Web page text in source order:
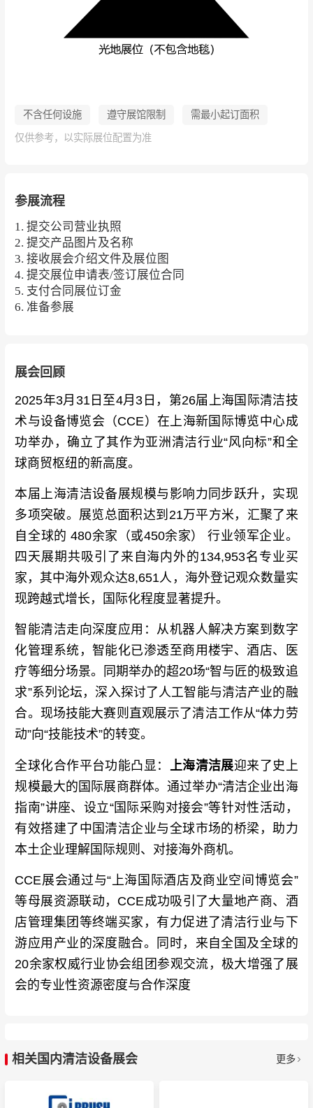
不含任何设施 遵守展馆限制 需最小起订面积
仅供参考，以实际展位配置为准
参展流程
1. 提交公司营业执照
2. 提交产品图片及名称
3. 接收展会介绍文件及展位图
4. 提交展位申请表/签订展位合同
5. 支付合同展位订金
6. 准备参展
展会回顾
2025年3月31日至4月3日，第26届上海国际清洁技
术与设备博览会（CCE）在上海新国际博览中心成
功举办，确立了其作为亚洲清洁行业“风向标”和全
球商贸枢纽的新高度。
本届上海清洁设备展规模与影响力同步跃升，实现
多项突破。展览总面积达到21万平方米，汇聚了来
自全球的 480余家（或450余家） 行业领军企业。
四天展期共吸引了来自海内外的134,953名专业买
家，其中海外观众达8,651人，海外登记观众数量实
现跨越式增长，国际化程度显著提升。
智能清洁走向深度应用：从机器人解决方案到数字
化管理系统，智能化已渗透至商用楼宇、酒店、医
疗等细分场景。同期举办的超20场“智与匠的极致追
求”系列论坛，深入探讨了人工智能与清洁产业的融
合。现场技能大赛则直观展示了清洁工作从“体力劳
动”向“技能技术”的转变。
全球化合作平台功能凸显： 上海清洁展迎来了史上
规模最大的国际展商群体。通过举办“清洁企业出海
指南”讲座、设立“国际采购对接会”等针对性活动，
有效搭建了中国清洁企业与全球市场的桥梁，助力
本土企业理解国际规则、对接海外商机。
CCE展会通过与“上海国际酒店及商业空间博览会”
等母展资源联动，CCE成功吸引了大量地产商、酒
店管理集团等终端买家，有力促进了清洁行业与下
游应用产业的深度融合。同时，来自全国及全球的
20余家权威行业协会组团参观交流，极大增强了展
会的专业性资源密度与合作深度
相关国内清洁设备展会 更多